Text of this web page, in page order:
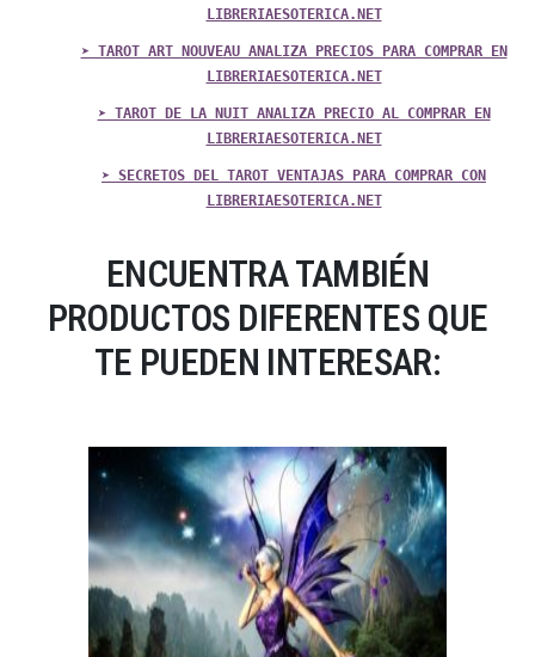
LIBRERIAESOTERICA.NET
➤ TAROT ART NOUVEAU ANALIZA PRECIOS PARA COMPRAR EN
LIBRERIAESOTERICA.NET
➤ TAROT DE LA NUIT ANALIZA PRECIO AL COMPRAR EN
LIBRERIAESOTERICA.NET
➤ SECRETOS DEL TAROT VENTAJAS PARA COMPRAR CON
LIBRERIAESOTERICA.NET
ENCUENTRA TAMBIÉN
PRODUCTOS DIFERENTES QUE
TE PUEDEN INTERESAR: